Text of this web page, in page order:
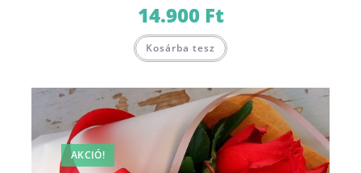
14.900 Ft
Kosárba tesz
AKCIÓ!